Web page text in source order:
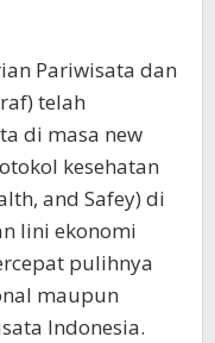
Pariwisata dan
telah
di masa new
kesehatan
and Safey) di
lini ekonomi
pulihnya
maupun
Indonesia.